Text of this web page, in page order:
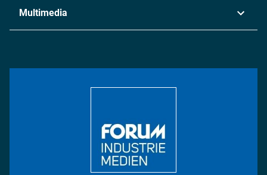
Metall
Energie
Multimedia